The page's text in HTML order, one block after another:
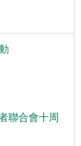
聯合會十周